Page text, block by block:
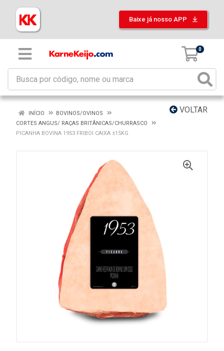
Baixe já nosso APP
0
VOLTAR
INÍCIO
BOVINOS/OVINOS
CORTES ANGUS/ RAÇAS BRITÂNICAS/CHURRASCO
PICANHA BOVINA 1953 FRIBOI CAIXA ±15KG